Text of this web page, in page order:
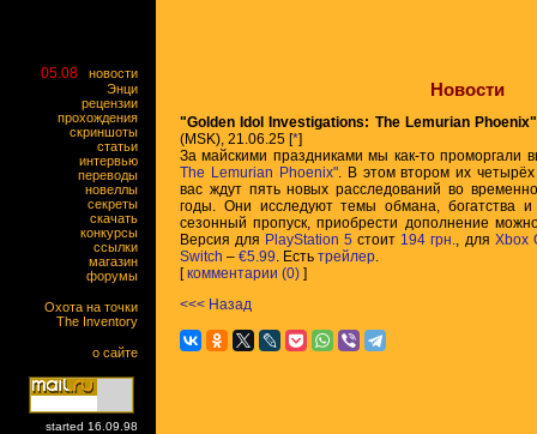
05.08
новости
Энци
рецензии
прохождения
скриншоты
статьи
интервью
переводы
новеллы
секреты
скачать
конкурсы
ссылки
магазин
форумы
Охота на точки
The Inventory
о сайте
started 16.09.98
Новости
"Golden Idol Investigations: The Lemurian
(MSK), 21.06.25 [*]
За майскими праздниками мы как-то проморгали
The Lemurian Phoenix". В этом втором их
вас ждут пять новых расследований во
годы. Они исследуют темы обмана, богатства
сезонный пропуск, приобрести дополнение
Версия для PlayStation 5 стоит 194 грн., для Xbox
Switch – €5.99. Есть трейлер.
[комментарии (0) ]
<<< Назад